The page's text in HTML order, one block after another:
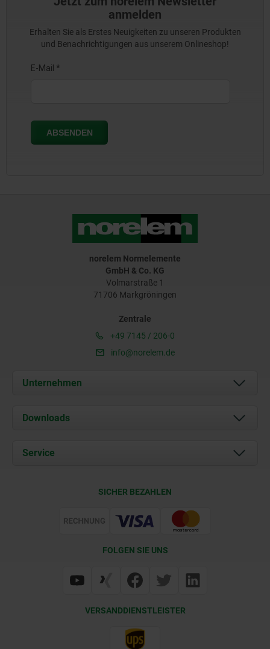
anmelden
Erhalten Sie als Erstes Neuigkeiten zu unseren Produkten
und Benachrichtigungen aus unserem Onlineshop!
norelem Normelemente
GmbH & Co. KG
Volmarstraße 1
71706 Markgröningen
Zentrale
+49 7145 / 206-0
info@norelem.de
Unternehmen
Über uns
Karriere
Downloads
Dokumente
Service
Web Support
SICHER BEZAHLEN
FOLGEN SIE UNS
VERSANDDIENSTLEISTER